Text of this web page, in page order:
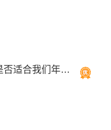
美股纳斯达克100基金波动剧烈，是否适合我们年轻人定投？